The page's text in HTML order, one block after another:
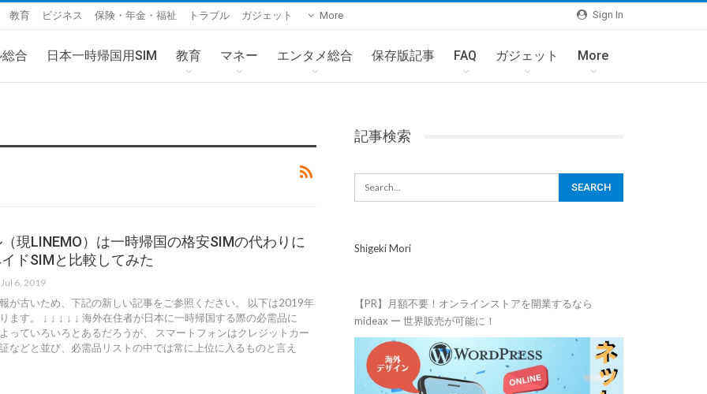
Sign In
教育 ビジネス 保険・年金・福祉 トラブル ガジェット More
合 日本一時帰国用SIM 教育 マネー エンタメ総合 保存版記事 FAQ ガジェット More
現LINEMO）は一時帰国の格安SIMの代わりに
ドSIMと比較してみた
Jul 6, 2019
が古いため、下記の新しい記事をご参照ください。 以下は2019年
ます。 ↓ ↓ ↓ ↓ ↓ 海外在住者が日本に一時帰国する際の必需品に
っていろいろとあるだろうが、 スマートフォンはクレジットカー
などと並び、必需品リストの中では常に上位に入るものと言え
記事検索
Shigeki Mori
【PR】月額不要！オンラインストアを開業するなら
mideax ー 世界販売が可能に！